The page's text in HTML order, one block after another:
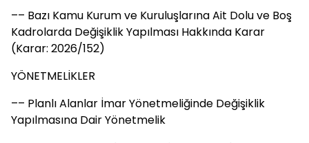
–– Bazı Kamu Kurum ve Kuruluşlarına Ait Dolu ve Boş
Kadrolarda Değişiklik Yapılması Hakkında Karar
(Karar: 2026/152)
YÖNETMELİKLER
–– Planlı Alanlar İmar Yönetmeliğinde Değişiklik
Yapılmasına Dair Yönetmelik